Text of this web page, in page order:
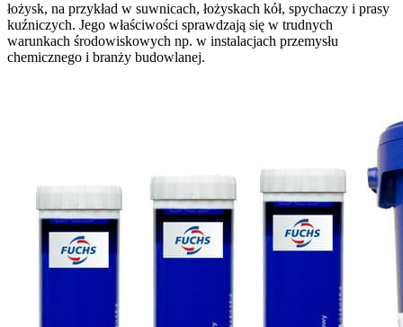
łożysk, na przykład w suwnicach, łożyskach kół, spychaczy i prasy
kuźniczych. Jego właściwości sprawdzają się w trudnych
warunkach środowiskowych np. w instalacjach przemysłu
chemicznego i branży budowlanej.